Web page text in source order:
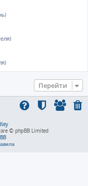
Перейти
© phpBB Limited